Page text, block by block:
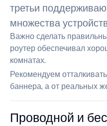
третьи
множества
Важно сделать
роутер обеспечивал
комнатах.
Рекомендуем
баннера, а от реальных
Проводной и